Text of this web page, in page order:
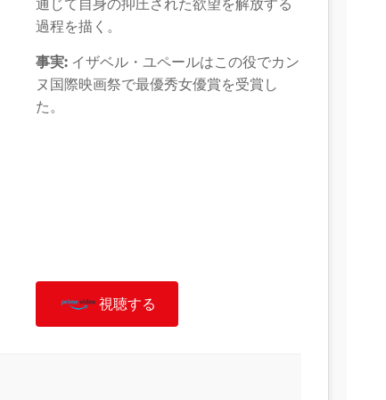
通じて自身の抑圧された欲望を解放する
過程を描く。
事実: イザベル・ユペールはこの役でカン
ヌ国際映画祭で最優秀女優賞を受賞し
た。
視聴する